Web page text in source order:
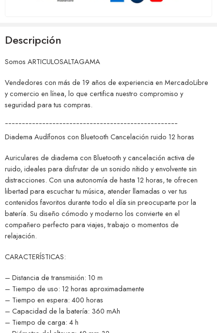
Descripción
Somos ARTICULOSALTAGAMA
Vendedores con más de 19 años de experiencia en MercadoLibre
y comercio en línea, lo que certifica nuestro compromiso y
seguridad para tus compras.
¯¯¯¯¯¯¯¯¯¯¯¯¯¯¯¯¯¯¯¯¯¯¯¯¯¯¯¯¯¯¯¯¯¯¯¯¯¯¯¯¯¯¯¯¯¯¯¯¯¯¯
Diadema Audífonos con Bluetooth Cancelación ruido 12 horas
Auriculares de diadema con Bluetooth y cancelación activa de
ruido, ideales para disfrutar de un sonido nítido y envolvente sin
distracciones. Con una autonomía de hasta 12 horas, te ofrecen
libertad para escuchar tu música, atender llamadas o ver tus
contenidos favoritos durante todo el día sin preocuparte por la
batería. Su diseño cómodo y moderno los convierte en el
compañero perfecto para viajes, trabajo o momentos de
relajación.
CARACTERÍSTICAS:
– Distancia de transmisión: 10 m
– Tiempo de uso: 12 horas aproximadamente
– Tiempo en espera: 400 horas
– Capacidad de la batería: 360 mAh
– Tiempo de carga: 4 h